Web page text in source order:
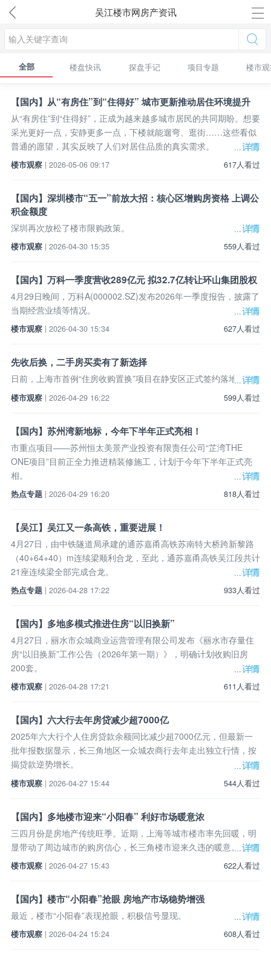
吴江楼市网房产资讯
全部 楼盘快讯 探盘手记 项目专题 楼市
【国内】从“有房住”到“住得好” 城市更新推动居住环境提升
从“有房住”到“住得好”，正成为越来越多城市居民的共同期盼。想要
采光更好一点，安静更多一点，下楼就能遛弯、逛街……这些看似
普通的愿望，其实反映了人们对居住品质的真实需求。
617人看过
楼市观察 | 2026-05-06 09:17
【国内】深圳楼市“五一”前放大招：核心区增购房资格 上调公
积金额度
深圳再次放松了楼市限购政策。
559人看过
楼市观察 | 2026-04-30 15:35
【国内】万科一季度营收289亿元 拟32.7亿转让环山集团股权
4月29日晚间，万科A(000002.SZ)发布2026年一季度报告，披露了
当期经营业绩等情况。
627人看过
楼市观察 | 2026-04-30 15:34
先收后换，二手房买卖有了新选择
日前，上海市首例“住房收购置换”项目在静安区正式签约落地。
599人看过
楼市观察 | 2026-04-29 16:22
【国内】苏州湾新地标，今年下半年正式亮相！
市重点项目——苏州恒太美景产业投资有限责任公司“芷湾THE
ONE项目”目前正全力推进精装修施工，计划于今年下半年正式亮
相。
818人看过
热点专题 | 2026-04-29 16:20
【吴江】吴江又一条高铁，重要进展！
4月27日，由中铁隧道局承建的通苏嘉甬高铁苏南特大桥跨新黎路
（40+64+40）m连续梁顺利合龙，至此，通苏嘉甬高铁吴江段共计
21座连续梁全部完成合龙。
933人看过
热点专题 | 2026-04-28 17:22
【国内】多地多模式推进住房“以旧换新”
4月27日，丽水市众城商业运营管理有限公司发布《丽水市存量住
房“以旧换新”工作公告（2026年第一期）》，明确计划收购旧房
200套。
611人看过
楼市观察 | 2026-04-28 17:21
【国内】六大行去年房贷减少超7000亿
2025年六大行个人住房贷款余额同比减少超7000亿元，但最新一
批年报数据显示，长三角地区一众城农商行去年走出独立行情，按
揭贷款逆势增长。
544人看过
楼市观察 | 2026-04-27 15:44
【国内】多地楼市迎来“小阳春” 利好市场暖意浓
三四月份是房地产传统旺季。近期，上海等城市楼市率先回暖，明
显带动了周边城市的购房信心，长三角楼市迎来久违的暖意。
622人看过
楼市观察 | 2026-04-27 15:43
【国内】楼市“小阳春”抢眼 房地产市场稳势增强
最近，楼市“小阳春”表现抢眼，积极信号显现。
608人看过
楼市观察 | 2026-04-24 15:24